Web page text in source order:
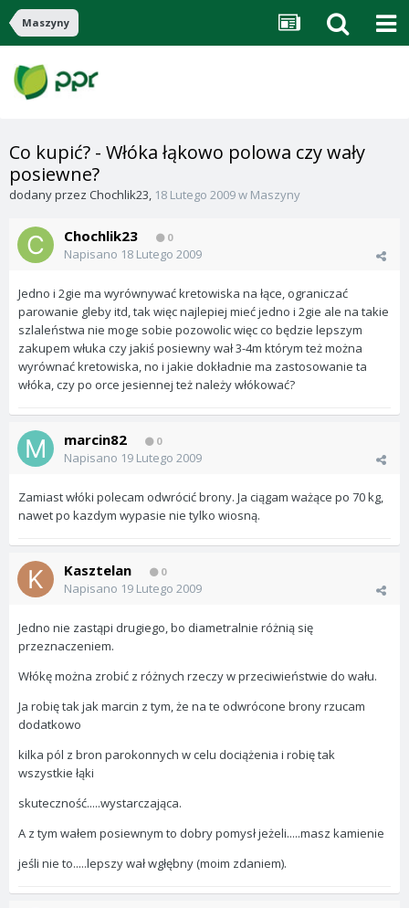
Maszyny
Co kupić? - Włóka łąkowo polowa czy wały
posiewne?
dodany przez Chochlik23, 18 Lutego 2009w Maszyny
Chochlik23 0
Napisano 18 Lutego 2009
Jedno i 2gie ma wyrównywać kretowiska na łące, ograniczać
parowanie gleby itd, tak więc najlepiej mieć jedno i 2gie ale na takie
szlaleństwa nie moge sobie pozowolic więc co będzie lepszym
zakupem włuka czy jakiś posiewny wał 3-4m którym też można
wyrównać kretowiska, no i jakie dokładnie ma zastosowanie ta
włóka, czy po orce jesiennej też należy włókować?
marcin82 0
Napisano 19 Lutego 2009
Zamiast włóki polecam odwrócić brony. Ja ciągam ważące po 70 kg,
nawet po kazdym wypasie nie tylko wiosną.
Kasztelan 0
Napisano 19 Lutego 2009
Jedno nie zastąpi drugiego, bo diametralnie różnią się
przeznaczeniem.
Włókę można zrobić z różnych rzeczy w przeciwieństwie do wału.
Ja robię tak jak marcin z tym, że na te odwrócone brony rzucam
dodatkowo
kilka pól z bron parokonnych w celu dociążenia i robię tak
wszystkie łąki
skuteczność.....wystarczająca.
A z tym wałem posiewnym to dobry pomysł jeżeli.....masz kamienie
jeśli nie to.....lepszy wał wgłębny (moim zdaniem).